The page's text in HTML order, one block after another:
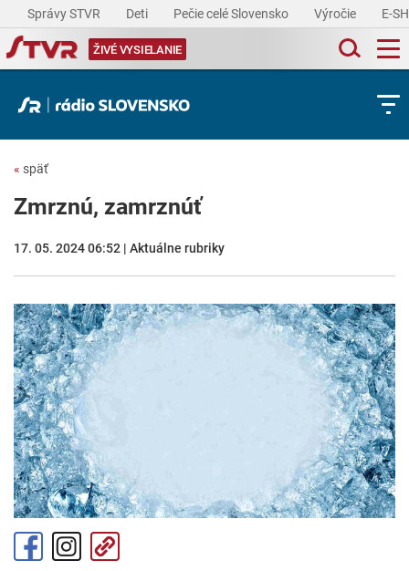
Správy STVR Deti Pečie celé Slovensko Výročie E-
ŽIVÉ VYSIELANIE
« späť
Zmrznú, zamrznúť
17. 05. 2024 06:52 | Aktuálne rubriky